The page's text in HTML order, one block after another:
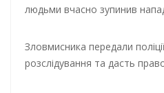
людьми вчасно зупинив
Зловмисника передали
розслідування та дасть